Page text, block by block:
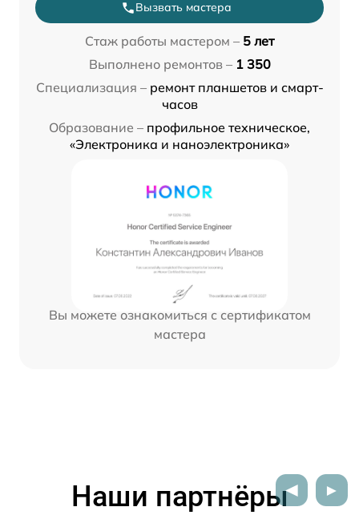
Вызвать мастера
Стаж работы мастером – 5 лет
Выполнено ремонтов – 1 350
Специализация – ремонт планшетов и смарт-
часов
Образование – профильное техническое,
«Электроника и наноэлектроника»
Вы можете ознакомиться с сертификатом
мастера
Наши партнёры